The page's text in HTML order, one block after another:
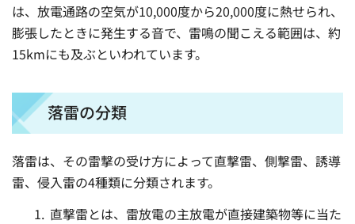
は、放電通路の空気が10,000度から20,000度に熱せられ、
膨張したときに発生する音で、雷鳴の聞こえる範囲は、約
15kmにも及ぶといわれています。
落雷の分類
落雷は、その雷撃の受け方によって直撃雷、側撃雷、誘導
雷、侵入雷の4種類に分類されます。
直撃雷とは、雷放電の主放電が直接建築物等に当た